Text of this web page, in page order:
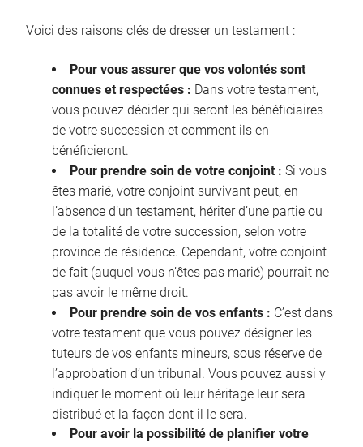
Voici des raisons clés de dresser un testament :
Pour vous assurer que vos volontés sont
connues et respectées : Dans votre testament,
vous pouvez décider qui seront les bénéficiaires
de votre succession et comment ils en
bénéficieront.
Pour prendre soin de votre conjoint : Si vous
êtes marié, votre conjoint survivant peut, en
l’absence d’un testament, hériter d’une partie ou
de la totalité de votre succession, selon votre
province de résidence. Cependant, votre conjoint
de fait (auquel vous n’êtes pas marié) pourrait ne
pas avoir le même droit.
Pour prendre soin de vos enfants : C’est dans
votre testament que vous pouvez désigner les
tuteurs de vos enfants mineurs, sous réserve de
l’approbation d’un tribunal. Vous pouvez aussi y
indiquer le moment où leur héritage leur sera
distribué et la façon dont il le sera.
Pour avoir la possibilité de planifier votre